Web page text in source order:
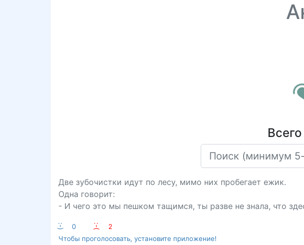
Две зубочистки идут по лесу, мимо них пробегает ежик.
Одна говорит:
- И чего это мы пешком тащимся, ты разве не знала, что
:-) 0 :-(
2
Чтобы проголосовать, установите приложение!